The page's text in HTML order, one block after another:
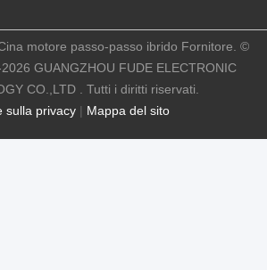
sulla privacy | Mappa del sito
motore passo-passo ibrido Fornitore. ©
GUANGZHOU FUDE ELECTRONIC
CO.,LTD . Tutti i diritti riservati.